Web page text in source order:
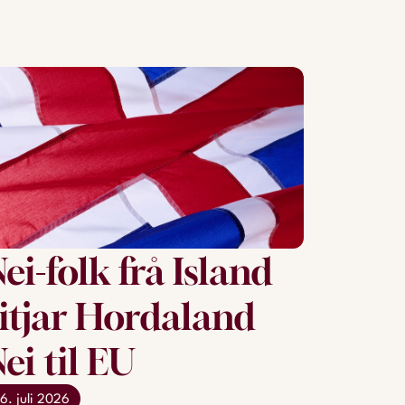
folk frå Island
Hordaland
til EU
juli 2026